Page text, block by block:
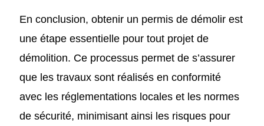
En conclusion, obtenir un permis de démolir est
une étape essentielle pour tout projet de
démolition. Ce processus permet de s’assurer
que les travaux sont réalisés en conformité
avec les réglementations locales et les normes
de sécurité, minimisant ainsi les risques pour